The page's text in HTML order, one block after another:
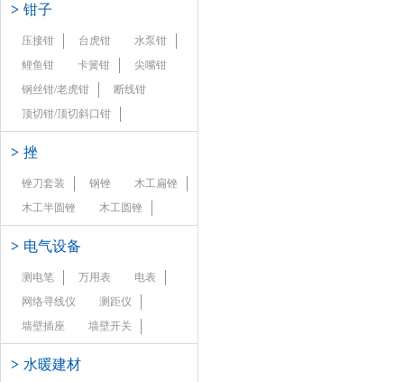
> 钳子
压接钳 台虎钳
水泵钳
鲤鱼钳
卡簧钳
尖嘴钳
钢丝钳/老虎钳
断线钳
顶切钳/顶切斜口钳
> 挫
锉刀套装 钢锉
木工扁锉
木工半圆锉
木工圆锉
> 电气设备
测电笔 万用表
电表
网络寻线仪
测距仪
墙壁插座
墙壁开关
> 水暖建材